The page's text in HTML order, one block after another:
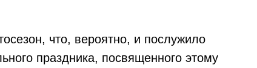
что, вероятно, и послужило
праздника, посвященного этому